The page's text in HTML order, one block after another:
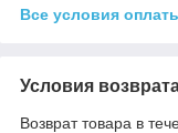
Все условия
Условия
Возврат товара в